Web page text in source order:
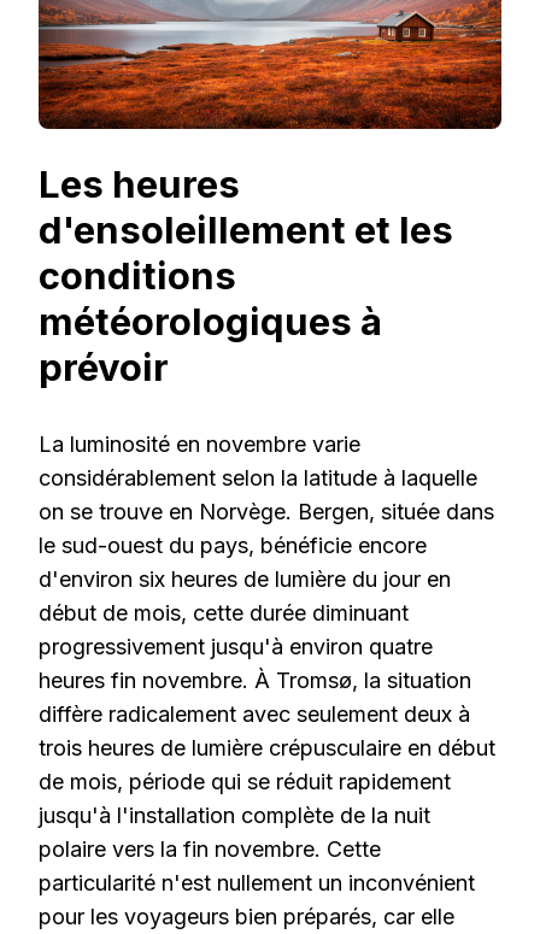
Les heures
d'ensoleillement et les
conditions
météorologiques à
prévoir
La luminosité en novembre varie
considérablement selon la latitude à laquelle
on se trouve en Norvège. Bergen, située dans
le sud-ouest du pays, bénéficie encore
d'environ six heures de lumière du jour en
début de mois, cette durée diminuant
progressivement jusqu'à environ quatre
heures fin novembre. À Tromsø, la situation
diffère radicalement avec seulement deux à
trois heures de lumière crépusculaire en début
de mois, période qui se réduit rapidement
jusqu'à l'installation complète de la nuit
polaire vers la fin novembre. Cette
particularité n'est nullement un inconvénient
pour les voyageurs bien préparés, car elle